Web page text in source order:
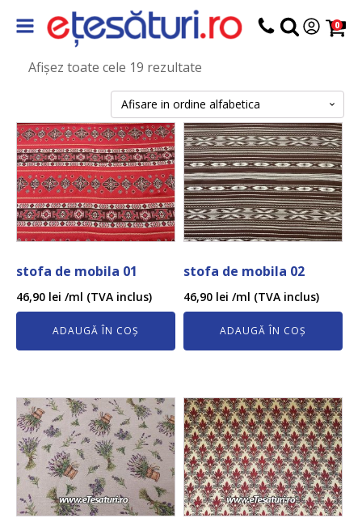
0
Afișez toate cele 19 rezultate
stofa de mobila 01
46,90 lei /ml (TVA inclus)
ADAUGĂ ÎN COȘ
stofa de mobila 02
46,90 lei /ml (TVA inclus)
ADAUGĂ ÎN COȘ